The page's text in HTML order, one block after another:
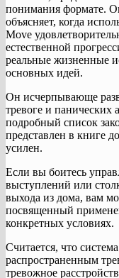
понимания формате.
объясняет, когда
Move
естественной
реальные жизненные
основных идей.
Он исчерпывающе
тревоге и панических
подробный список
представлен в книге
усилен.
Если вы боитесь
выступлений или
выхода из дома, вам
посвященный
конкретных условиях.
Считается, что
распространенным
тревожное